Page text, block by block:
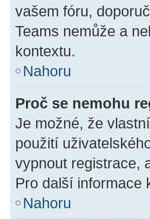
vašem fóru,
Teams nemůže a
kontextu.
Nahoru
Proč se nemohu
Je možné, že
použití
vypnout registrace,
Pro další informace
Nahoru